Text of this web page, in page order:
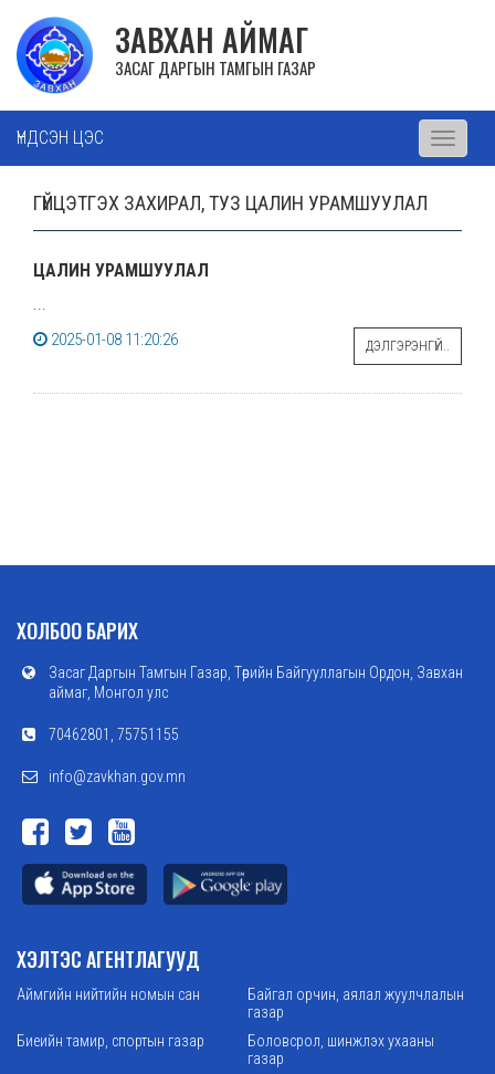
ЗАВХАН АЙМАГ
ЗАСАГ ДАРГЫН ТАМГЫН ГАЗАР
ҮНДСЭН ЦЭС
Toggle
ГҮЙЦЭТГЭХ ЗАХИРАЛ, ТУЗ ЦАЛИН УРАМШУУЛАЛ
ЦАЛИН УРАМШУУЛАЛ
...
2025-01-08 11:20:26
ДЭЛГЭРЭНГҮЙ..
ХОЛБОО БАРИХ
Засаг Даргын Тамгын Газар, Төрийн Байгууллагын Ордон, Завхан
аймаг, Монгол улс
70462801, 75751155
info@zavkhan.gov.mn
ХЭЛТЭС АГЕНТЛАГУУД
Аймгийн нийтийн номын сан
Байгал орчин, аялал жуулчлалын
газар
Биеийн тамир, спортын газар
Боловсрол, шинжлэх ухааны
газар